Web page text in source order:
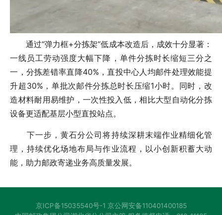
通过“弹力框+分拣架”低成本改造后，成效十分显著：
一线员工劳动强度大幅下降，单件分拣时长缩短三分之
一，分拣差错率直降40%，直投中心人均邮件处理效能提
升超30%，单批次邮件分拣总时长压缩1小时。同时，改
造材料耐用易维护，一次性投入低，相比大型自动化分拣
设备更适配基层小型直投站点。
下一步，黄石分公司将持续深耕末端作业精细化管
理，持续优化场地布局与作业流程，以小创新积蓄大动
能，助力邮政寄递业务高质量发展。
京ICP备15035540号-1 京公网安备110401400185